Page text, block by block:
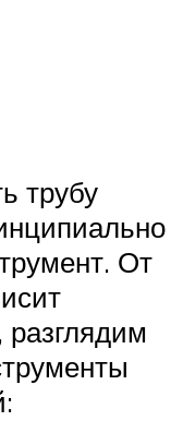
трубу
От
разглядим